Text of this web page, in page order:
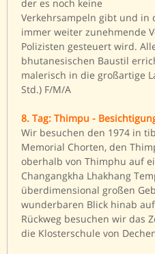
der es noch keine
Verkehrsampeln gibt und in
immer weiter zunehmende
Polizisten gesteuert wird.
bhutanesischen Baustil
malerisch in die großartige
Std.) F/M/A
8. Tag: Thimpu -
Wir besuchen den 1974 in
Memorial Chorten, den
oberhalb von Thimphu auf
Changangkha Lhakhang
überdimensional großen
wunderbaren Blick hinab
Rückweg besuchen wir das
die Klosterschule von